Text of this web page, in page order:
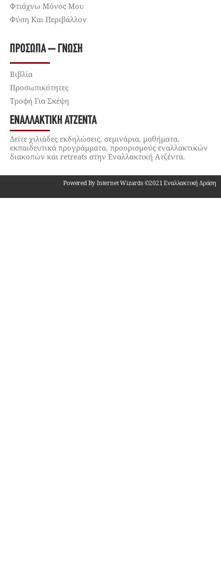
Φτιάχνω Μόνος Μου
Φύση Και Περιβάλλον
ΠΡΌΣΩΠΑ – ΓΝΏΣΗ
Βιβλία
Προσωπικότητες
Τροφή Για Σκέψη
ΕΝΑΛΛΑΚΤΙΚΉ ΑΤΖΈΝΤΑ
Δείτε χιλιάδες εκδηλώσεις, σεμινάρια, μαθήματα,
εκπαιδευτικά προγράμματα, προορισμούς εναλλακτικών
διακοπών και retreats στην Εναλλακτική Ατζέντα.
Powered By Internet Wizards ©2021 Εναλλακτική Δράση